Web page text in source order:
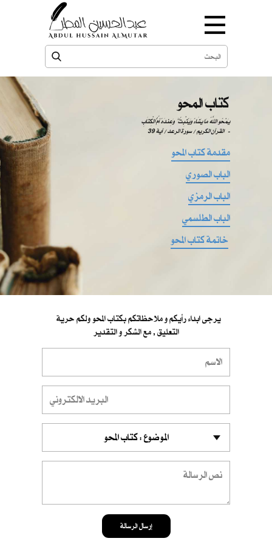
كتاب المحو
يَمْحُو اللَّهُ مَا يَشَاءُ وَيُثْبِتُ ۖ وَعِندَهُ أُمُّ الْكِتَابِ
القرآن الكريم / سورة الرعد / آية 39-
مقدمة كتاب المحو
الباب الصوري
الباب الرمزي
الباب الطلسمي
خاتمة كتاب المحو
التعليق , مع الشكر و التقدير
إرسال الرسالة